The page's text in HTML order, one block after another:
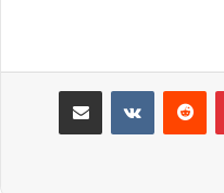
بينتيريست مشاركة عبر البريد